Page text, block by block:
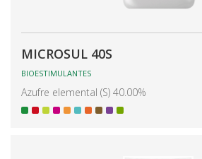
MICROSUL 40S
BIOESTIMULANTES
Azufre elemental (S) 40.00%